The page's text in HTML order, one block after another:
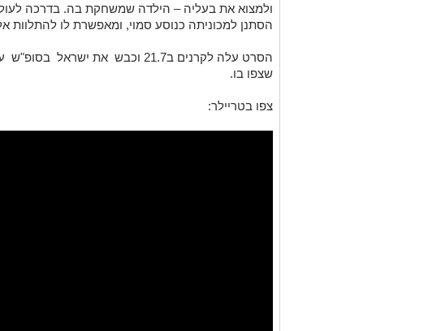
ולמצוא את בעליה – הילדה שמשחקת בה. בדרכה
הסתנן למכוניתה כנוסע סמוי, ומאפשרת לו להתלוות
שצפו בו.
צפו בטריילר: